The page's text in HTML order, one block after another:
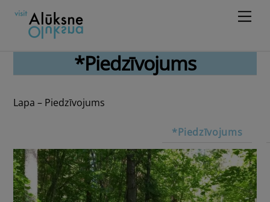
content
*Piedzīvojums
Lapa – Piedzīvojums
*Piedzīvojums